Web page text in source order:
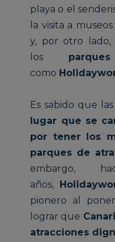
playa o el
la visita a
y, por otro
los
como
Es sabido que las
lugar que se
por tener los
parques de
embargo,
años,
pionero al
lograr que
atracciones